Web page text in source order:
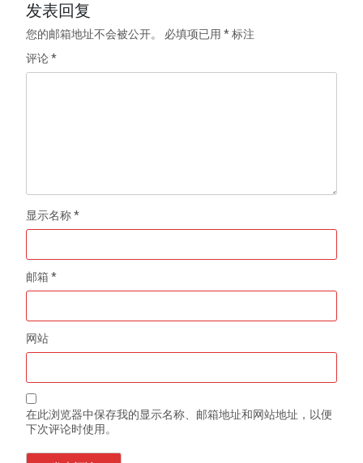
发表回复
您的邮箱地址不会被公开。 必填项已用*标注
评论*
显示名称*
邮箱*
网站
在此浏览器中保存我的显示名称、邮箱地址和网站地址，以便
下次评论时使用。